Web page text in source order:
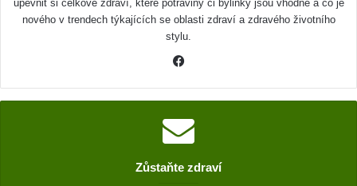
upevnit si celkové zdraví, které potraviny či bylinky jsou vhodné a co je
nového v trendech týkajících se oblasti zdraví a zdravého životního
stylu.
c
e
b
Zůstaňte zdraví